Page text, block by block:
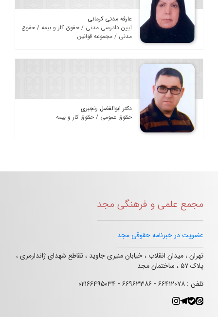
عارفه مدنی کرمانی
آیین دادرسی مدنی / حقوق کار و بیمه / حقوق
مدنی / مجموعه قوانین
دکتر ابوالفضل رنجبری
حقوق عمومی / حقوق کار و بیمه
مجمع علمی و فرهنگی مجد
عضویت در خبرنامه حقوقی مجد
تهران ، میدان انقلاب ، خیابان منیری جاوید ، تقاطع شهدای ژاندارمری ،
پلاک ۵۷ ، ساختمان مجد
تلفن : ۶۶۴۱۲۰۷۸ - ۶۶۹۶۳۳۸۶ - ۰۲۱۶۶۴۹۵۰۳۴